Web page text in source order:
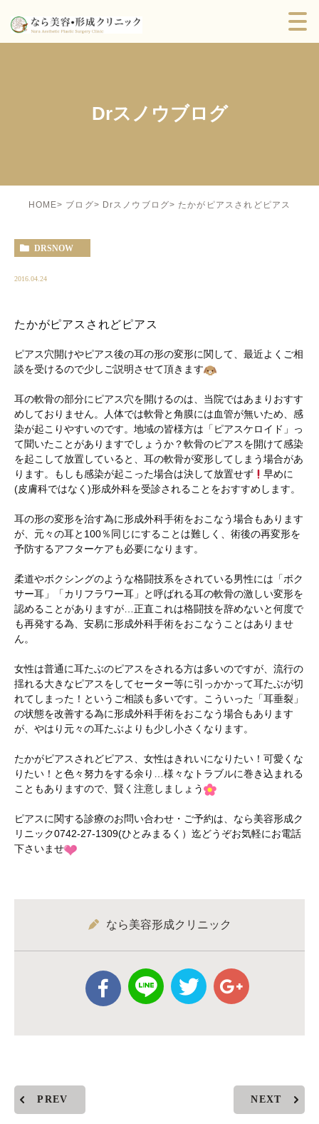
Drスノウブログ
HOME ブログ Drスノウブログ たかがピアスされどピアス
DRSNOW
2016.04.24
たかがピアスされどピアス
ピアス穴開けやピアス後の耳の形の変形に関して、最近よくご相
談を受けるので少しご説明させて頂きます
耳の軟骨の部分にピアス穴を開けるのは、当院ではあまりおすす
めしておりません。人体では軟骨と角膜には血管が無いため、感
染が起こりやすいのです。地域の皆様方は「ピアスケロイド」っ
て聞いたことがありますでしょうか？軟骨のピアスを開けて感染
を起こして放置していると、耳の軟骨が変形してしまう場合があ
ります。もしも感染が起こった場合は決して放置せず
早めに
(皮膚科ではなく)形成外科を受診されることをおすすめします。
耳の形の変形を治す為に形成外科手術をおこなう場合もあります
が、元々の耳と100％同じにすることは難しく、術後の再変形を
予防するアフターケアも必要になります。
柔道やボクシングのような格闘技系をされている男性には「ボク
サー耳」「カリフラワー耳」と呼ばれる耳の軟骨の激しい変形を
認めることがありますが…正直これは格闘技を辞めないと何度で
も再発する為、安易に形成外科手術をおこなうことはありませ
ん。
女性は普通に耳たぶのピアスをされる方は多いのですが、流行の
揺れる大きなピアスをしてセーター等に引っかかって耳たぶが切
れてしまった！というご相談も多いです。こういった「耳垂裂」
の状態を改善する為に形成外科手術をおこなう場合もあります
が、やはり元々の耳たぶよりも少し小さくなります。
たかがピアスされどピアス、女性はきれいになりたい！可愛くな
りたい！と色々努力をする余り…様々なトラブルに巻き込まれる
こともありますので、賢く注意しましょう
ピアスに関する診療のお問い合わせ・ご予約は、なら美容形成ク
リニック0742-27-1309(ひとみまるく）迄どうぞお気軽にお電話
下さいませ
なら美容形成クリニック
PREV NEXT